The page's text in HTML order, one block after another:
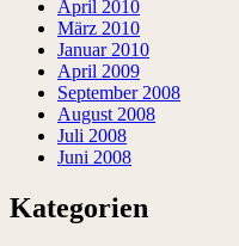
April 2010
März 2010
Januar 2010
April 2009
September 2008
August 2008
Juli 2008
Juni 2008
Kategorien